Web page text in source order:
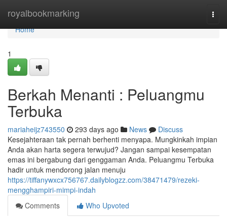
royalbookmarking
Home
Home
1
Berkah Menanti : Peluangmu
Terbuka
mariaheijz743550 293 days ago News
Discuss
Kesejahteraan tak pernah berhenti menyapa. Mungkinkah impian
Anda akan harta segera terwujud? Jangan sampai kesempatan
emas ini bergabung dari genggaman Anda. Peluangmu Terbuka
hadir untuk mendorong jalan menuju
https://tiffanywxcx756767.dailyblogzz.com/38471479/rezeki-
mengghampiri-mimpi-indah
Comments
Who Upvoted